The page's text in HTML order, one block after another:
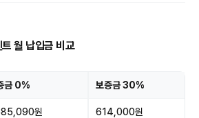
월 납입금 비교
금 0% 보증금 30%
원 614,000원